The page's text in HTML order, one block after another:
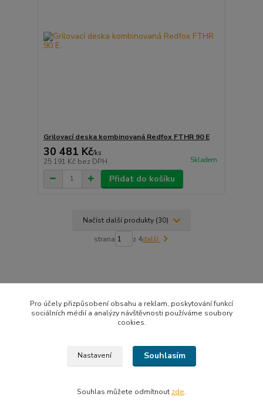
Grilovací deska kombinovaná Redfox FTHR 90 E
30 481 Kč/ks
25 191 Kč bez DPH Skladem
Přidat do košíku
Načíst další produkty (30)
strana z 4další
Při nákupu od 9500 Kč v ČR a od 12 000 Kč do SK máte
dopravu ZDARMA
Gastro nás baví a rádi Vám pomůžeme. I ty nejnáročnější
Pro účely přizpůsobení obsahu a reklam, poskytování funkcí
sociálních médií a analýzy návštěvnosti používáme soubory
cookies.
Nastavení Souhlasím
Souhlas můžete odmítnout zde.